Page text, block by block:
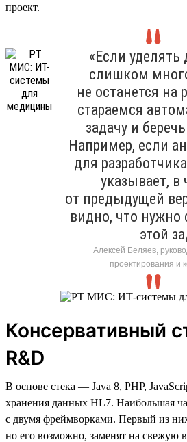
проект.
«Если
слишком
не останется
стараемся
задачу и
Например, если
для
указывает, в
от предыдущей
видно, что нужно
этой
Алексей Беляев,
проектирования и
Консервативный
R&D
В основе стека — Java 8, PHP,
хранения данных HL7. Наибольшая
с двумя фреймворками. Первый из
но его возможно, заменят на свежую